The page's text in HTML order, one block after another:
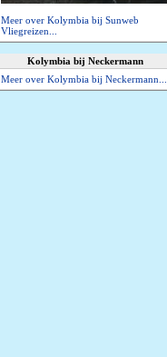
Meer over Kolymbia bij Sunweb
Vliegreizen...
Kolymbia bij Neckermann
Meer over Kolymbia bij Neckermann...